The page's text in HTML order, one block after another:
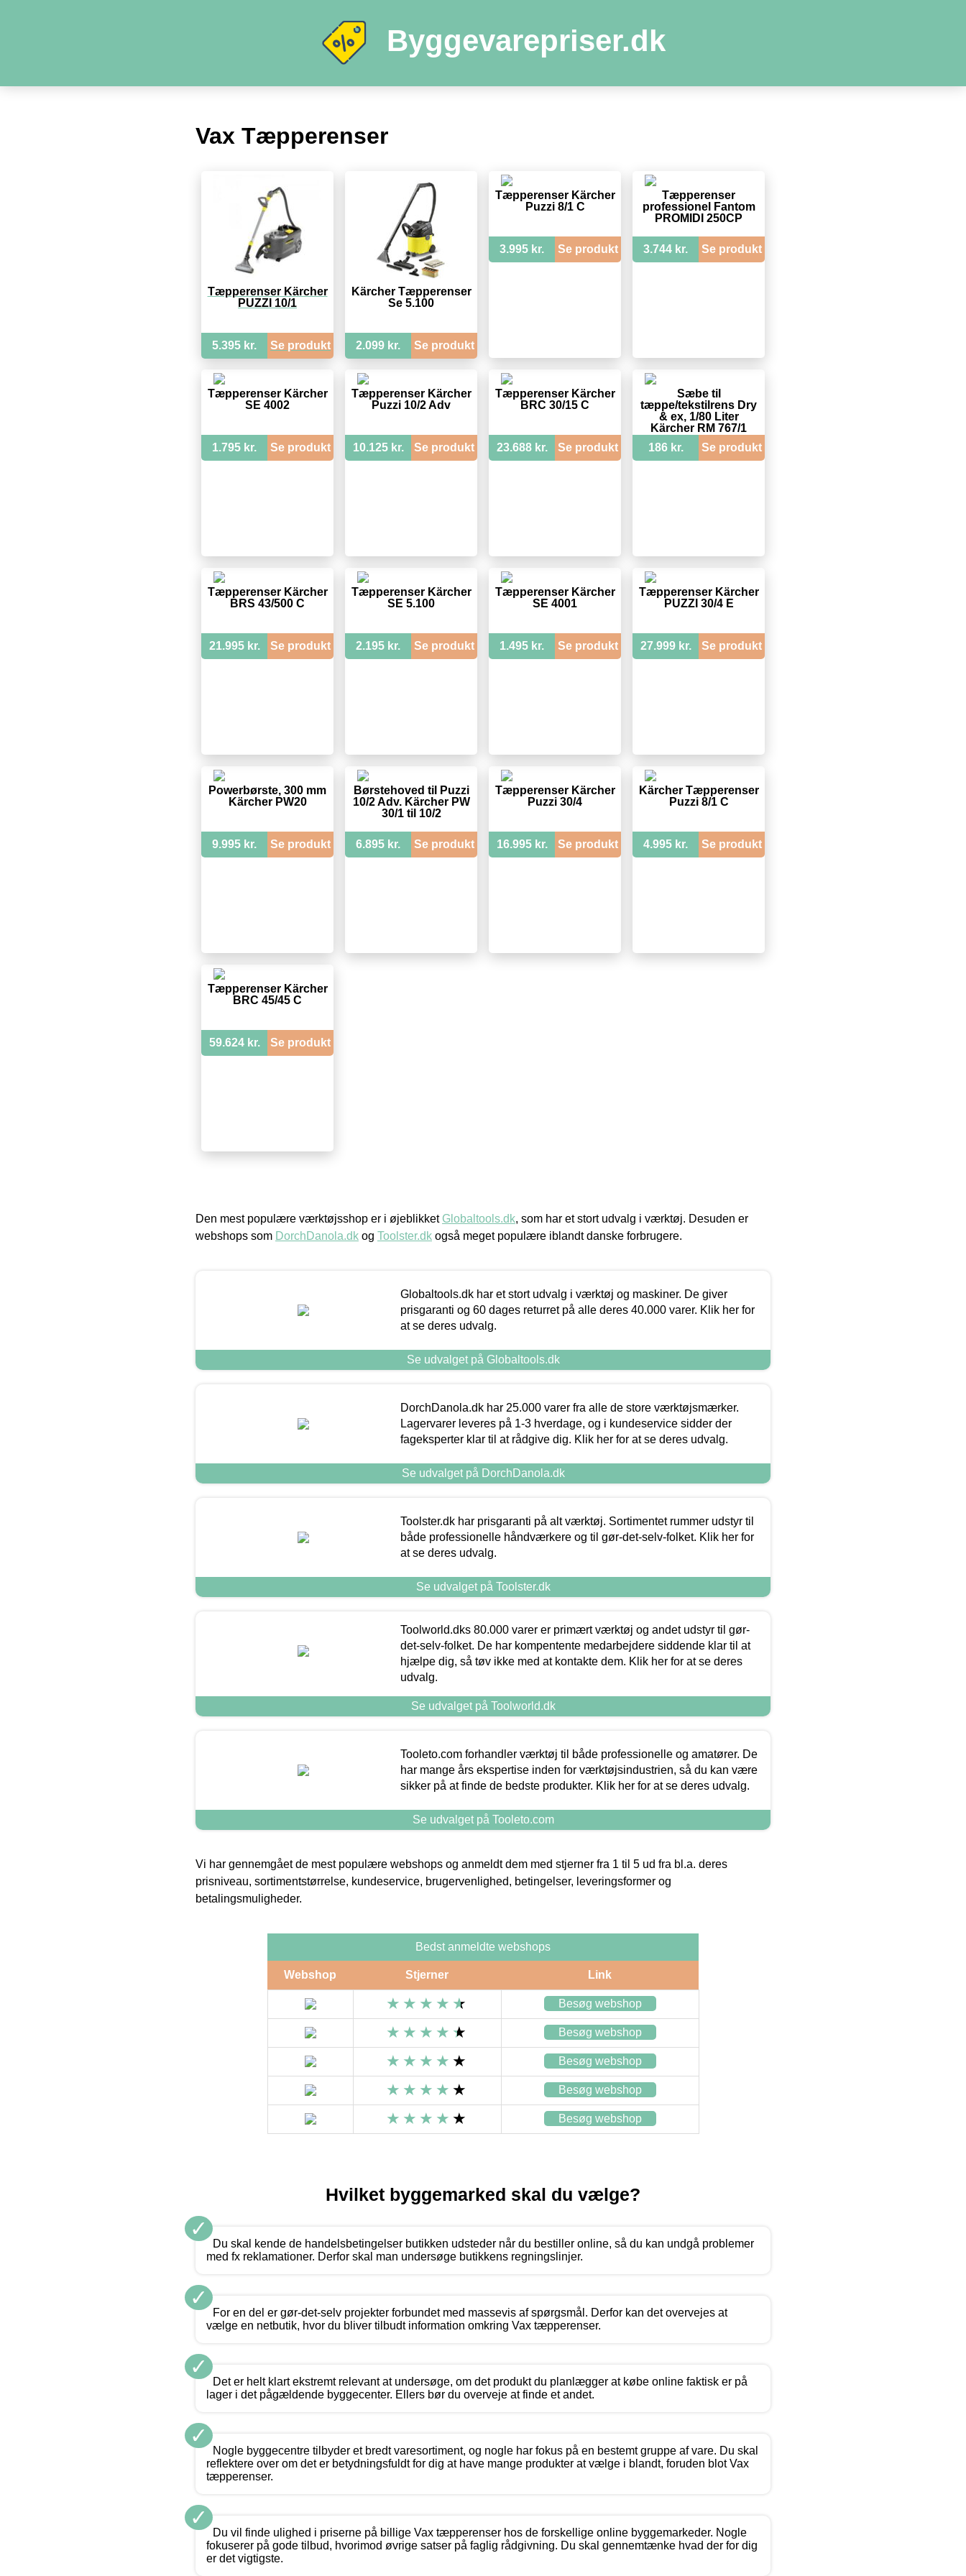
Byggevarepriser.dk
Vax Tæpperenser
Tæpperenser Kärcher
PUZZI 10/1
5.395 kr. Se produkt
Kärcher Tæpperenser
Se 5.100
2.099 kr. Se produkt
Tæpperenser Kärcher
Puzzi 8/1 C
3.995 kr. Se produkt
Tæpperenser
professionel Fantom
PROMIDI 250CP
3.744 kr. Se produkt
Tæpperenser Kärcher
SE 4002
1.795 kr. Se produkt
Tæpperenser Kärcher
Puzzi 10/2 Adv
10.125 kr. Se produkt
Tæpperenser Kärcher
BRC 30/15 C
23.688 kr. Se produkt
Sæbe til
tæppe/tekstilrens Dry
& ex, 1/80 Liter
Kärcher RM 767/1
186 kr.
Se produkt
Tæpperenser Kärcher
BRS 43/500 C
21.995 kr. Se produkt
Tæpperenser Kärcher
SE 5.100
2.195 kr. Se produkt
Tæpperenser Kärcher
SE 4001
1.495 kr. Se produkt
Tæpperenser Kärcher
PUZZI 30/4 E
27.999 kr. Se produkt
Powerbørste, 300 mm
Kärcher PW20
9.995 kr. Se produkt
Børstehoved til Puzzi
10/2 Adv. Kärcher PW
30/1 til 10/2
6.895 kr. Se produkt
Tæpperenser Kärcher
Puzzi 30/4
16.995 kr. Se produkt
Kärcher Tæpperenser
Puzzi 8/1 C
4.995 kr. Se produkt
Tæpperenser Kärcher
BRC 45/45 C
59.624 kr. Se produkt
Den mest populære værktøjsshop er i øjeblikket Globaltools.dk, som har et stort udvalg i værktøj. Desuden er
webshops som DorchDanola.dk og Toolster.dk også meget populære iblandt danske forbrugere.
Globaltools.dk har et stort udvalg i værktøj og maskiner. De giver
prisgaranti og 60 dages returret på alle deres 40.000 varer. Klik her for
at se deres udvalg.
Se udvalget på Globaltools.dk
DorchDanola.dk har 25.000 varer fra alle de store værktøjsmærker.
Lagervarer leveres på 1-3 hverdage, og i kundeservice sidder der
fageksperter klar til at rådgive dig. Klik her for at se deres udvalg.
Se udvalget på DorchDanola.dk
Toolster.dk har prisgaranti på alt værktøj. Sortimentet rummer udstyr til
både professionelle håndværkere og til gør-det-selv-folket. Klik her for
at se deres udvalg.
Se udvalget på Toolster.dk
Toolworld.dks 80.000 varer er primært værktøj og andet udstyr til gør-
det-selv-folket. De har kompentente medarbejdere siddende klar til at
hjælpe dig, så tøv ikke med at kontakte dem. Klik her for at se deres
udvalg.
Se udvalget på Toolworld.dk
Tooleto.com forhandler værktøj til både professionelle og amatører. De
har mange års ekspertise inden for værktøjsindustrien, så du kan være
sikker på at finde de bedste produkter. Klik her for at se deres udvalg.
Se udvalget på Tooleto.com
Vi har gennemgået de mest populære webshops og anmeldt dem med stjerner fra 1 til 5 ud fra bl.a. deres
prisniveau, sortimentstørrelse, kundeservice, brugervenlighed, betingelser, leveringsformer og
betalingsmuligheder.
Bedst anmeldte webshops
Webshop Stjerner Link
Besøg webshop
Besøg webshop
Besøg webshop
Besøg webshop
Besøg webshop
Hvilket byggemarked skal du vælge?
✓
Du skal kende de handelsbetingelser butikken udsteder når du bestiller online, så du kan undgå problemer
med fx reklamationer. Derfor skal man undersøge butikkens regningslinjer.
✓
For en del er gør-det-selv projekter forbundet med massevis af spørgsmål. Derfor kan det overvejes at
vælge en netbutik, hvor du bliver tilbudt information omkring Vax tæpperenser.
✓
Det er helt klart ekstremt relevant at undersøge, om det produkt du planlægger at købe online faktisk er på
lager i det pågældende byggecenter. Ellers bør du overveje at finde et andet.
✓
Nogle byggecentre tilbyder et bredt varesortiment, og nogle har fokus på en bestemt gruppe af vare. Du skal
reflektere over om det er betydningsfuldt for dig at have mange produkter at vælge i blandt, foruden blot Vax
tæpperenser.
✓
Du vil finde ulighed i priserne på billige Vax tæpperenser hos de forskellige online byggemarkeder. Nogle
fokuserer på gode tilbud, hvorimod øvrige satser på faglig rådgivning. Du skal gennemtænke hvad der for dig
er det vigtigste.